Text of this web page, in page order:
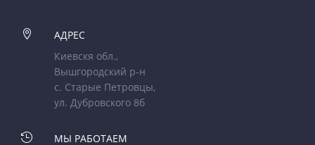

АДРЕС
Киевскя обл.,
Вышгородский р-н
с. Старые Петровцы,
ул. Дубровского 8б

МЫ РАБОТАЕМ